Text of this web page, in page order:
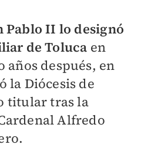
Pablo II lo designó
de Toluca en
años después, en
la Diócesis de
titular tras la
Alfredo